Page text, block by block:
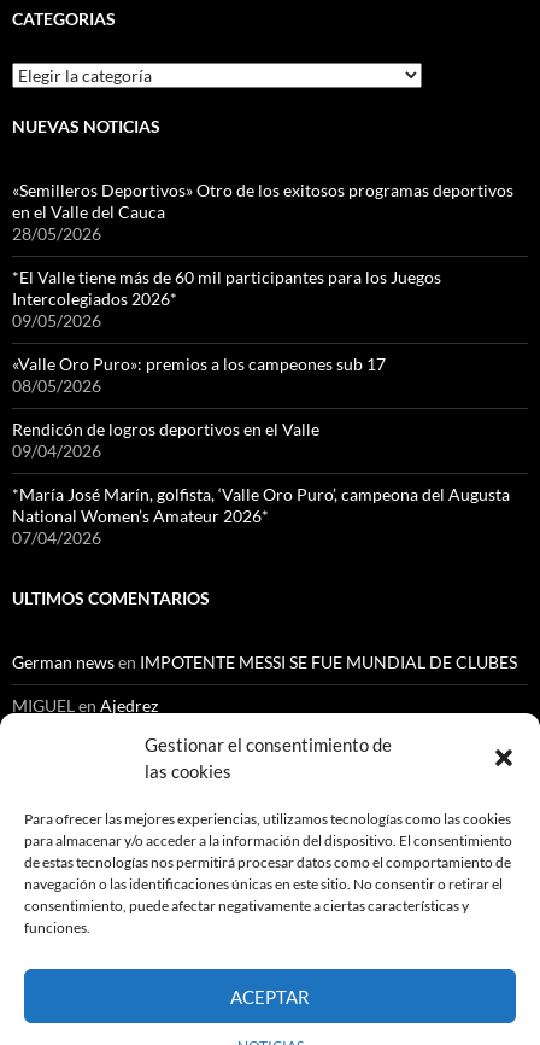
Gestionar el consentimiento de
las cookies
Para ofrecer las mejores experiencias, utilizamos tecnologías como las cookies
para almacenar y/o acceder a la información del dispositivo. El consentimiento
de estas tecnologías nos permitirá procesar datos como el comportamiento de
navegación o las identificaciones únicas en este sitio. No consentir o retirar el
consentimiento, puede afectar negativamente a ciertas características y
funciones.
ACEPTAR
CATEGORIAS
Categorias
NUEVAS NOTICIAS
«Semilleros Deportivos» Otro de los exitosos programas deportivos
en el Valle del Cauca
28/05/2026
*El Valle tiene más de 60 mil participantes para los Juegos
Intercolegiados 2026*
09/05/2026
«Valle Oro Puro»: premios a los campeones sub 17
08/05/2026
Rendicón de logros deportivos en el Valle
09/04/2026
*María José Marín, golfista, ‘Valle Oro Puro’, campeona del Augusta
National Women’s Amateur 2026*
07/04/2026
ULTIMOS COMENTARIOS
German newsen IMPOTENTE MESSI SE FUE MUNDIAL DE CLUBES
MIGUEL en Ajedrez
Cenoide Lopez ChantreenNUEVO ESCANDALO EN LA ESCUELA
NACIONAL DEL DEPORTE
Orlando GutiérrezenAutomovilismo
Gustavo Medina MedinaenAjedrez
Buscar: